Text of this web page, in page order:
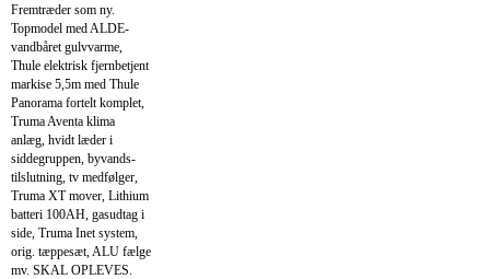
Fremtræder som ny.
Topmodel med ALDE-
vandbåret gulvvarme,
Thule elektrisk fjernbetjent
markise 5,5m med Thule
Panorama fortelt komplet,
Truma Aventa klima
anlæg, hvidt læder i
siddegruppen, byvands-
tilslutning, tv medfølger,
Truma XT mover, Lithium
batteri 100AH, gasudtag i
side, Truma Inet system,
orig. tæppesæt, ALU fælge
mv. SKAL OPLEVES.